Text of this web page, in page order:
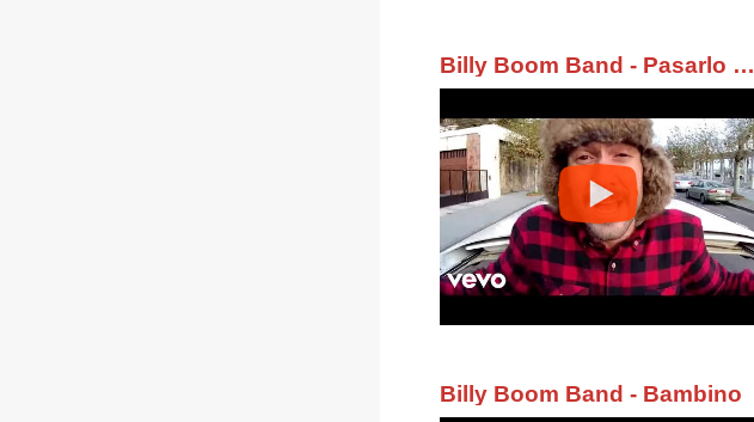
Billy Boom Band - Pasarlo Bien
Billy Boom Band - Bambino